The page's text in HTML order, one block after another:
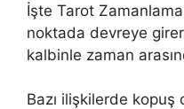
İşte Tarot Zamanlama
noktada devreye
kalbinle zaman
Bazı ilişkilerde